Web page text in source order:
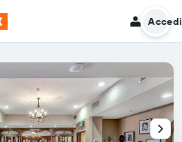
Accedi